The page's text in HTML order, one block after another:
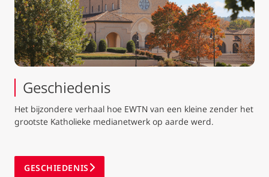
Geschiedenis
Het bijzondere verhaal hoe EWTN van een kleine zender het
grootste Katholieke medianetwerk op aarde werd.
GESCHIEDENIS